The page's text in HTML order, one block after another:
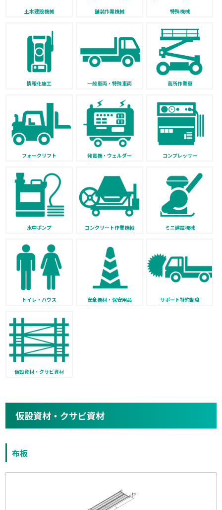
土木建設機械 舗装作業機械 特殊機械
情報化施工 一般車両・特殊車両 高所作業車
フォークリフト 発電機・ウェルダー コンプレッサー
水中ポンプ コンクリート作業機械 ミニ建設機械
トイレ・ハウス 安全機材・保安用品 サポート特約制度
仮設資材・クサビ資材
仮設資材・クサビ資材
布板